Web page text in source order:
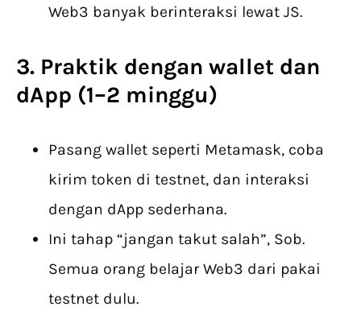
Web3 banyak berinteraksi lewat JS.
3. Praktik dengan wallet dan
dApp (1–2 minggu)
Pasang wallet seperti Metamask, coba
kirim token di testnet, dan interaksi
dengan dApp sederhana.
Ini tahap “jangan takut salah”, Sob.
Semua orang belajar Web3 dari pakai
testnet dulu.